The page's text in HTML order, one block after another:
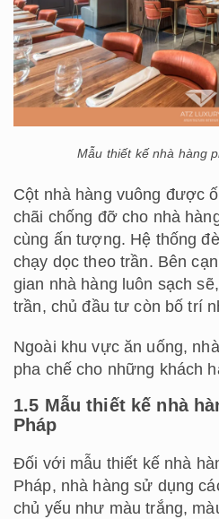
Mẫu thiết kế nhà hàng
Cột nhà hàng vuông được
chãi chống đỡ cho nhà
cùng ấn tượng. Hệ thống
chạy dọc theo trần. Bên
gian nhà hàng luôn sạch
trần, chủ đầu tư còn bố trí
Ngoài khu vực ăn uống,
pha chế cho những khách
1.5 Mẫu thiết kế nhà
Pháp
Đối với mẫu thiết kế nhà
Pháp, nhà hàng sử dụng
chủ yếu như màu trắng,